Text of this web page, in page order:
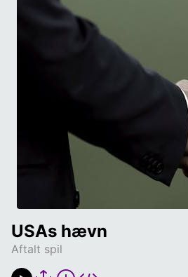
Aftalt spil
USAs hævn